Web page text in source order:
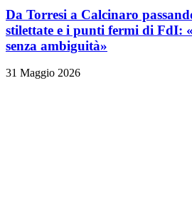
Da Torresi a Calcinaro
stilettate e i punti fermi di FdI:
senza ambiguità»
31 Maggio 2026